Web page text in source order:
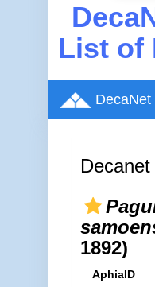
List of
DecaNet
1892)
AphiaID